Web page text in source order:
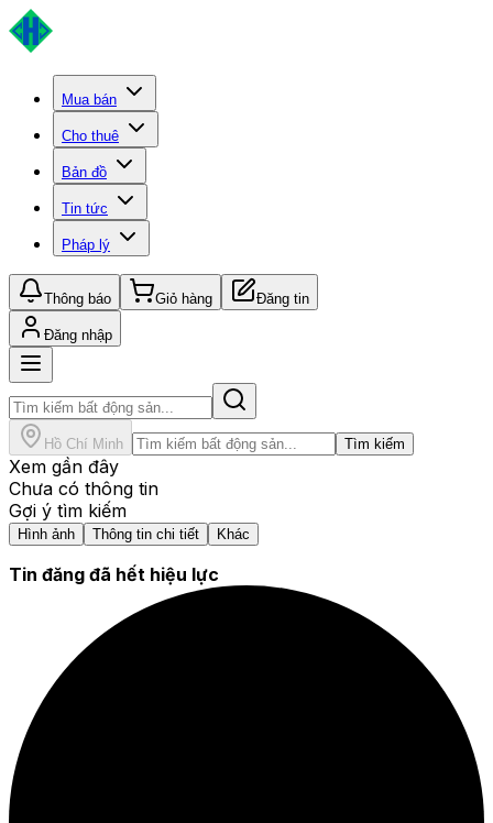
Mua bán
Cho thuê
Bản đồ
Tin tức
Pháp lý
Thông báo Giỏ hàng Đăng tin
Đăng nhập
Hồ Chí Minh Tìm kiếm
Xem gần đây
Chưa có thông tin
Gợi ý tìm kiếm
Hình ảnh Thông tin chi tiết Khác
Tin đăng đã hết hiệu lực